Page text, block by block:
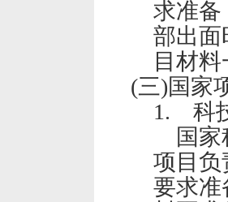
求准备
部出面
目材
(三)国家
1.
科
国
项目负
要求准